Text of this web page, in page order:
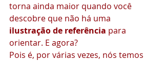
torna ainda maior quando você
descobre que não há uma
ilustração de referência para
orientar. E agora?
Pois é, por várias vezes, nós temos